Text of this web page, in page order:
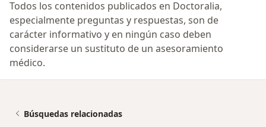
Todos los contenidos publicados en Doctoralia,
especialmente preguntas y respuestas, son de
carácter informativo y en ningún caso deben
considerarse un sustituto de un asesoramiento
médico.
Búsquedas relacionadas